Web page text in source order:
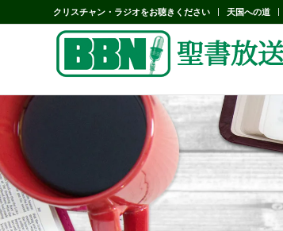
クリスチャン・ラジオをお聴きください 天国への道